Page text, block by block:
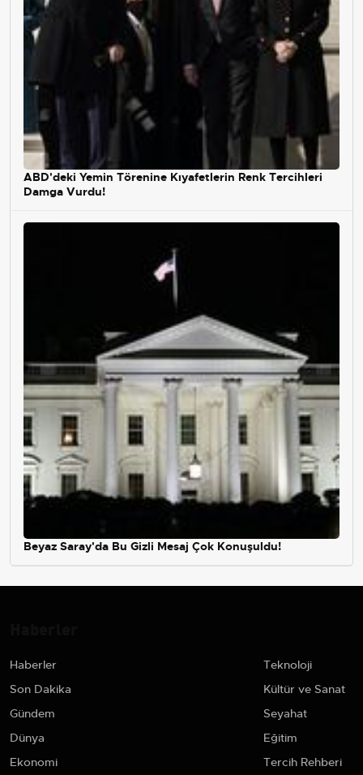
ABD'deki Yemin Törenine Kıyafetlerin Renk Tercihleri
Damga Vurdu!
Beyaz Saray'da Bu Gizli Mesaj Çok Konuşuldu!
Haberler
Son Dakika
Gündem
Dünya
Ekonomi
Teknoloji
Kültür ve Sanat
Seyahat
Eğitim
Tercih Rehberi